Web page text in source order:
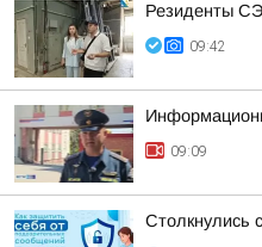
Резиденты
09:42
09:09
Столкнулись